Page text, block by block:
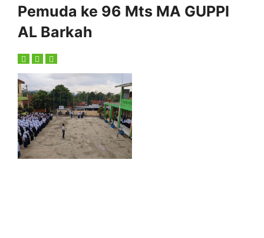
Pemuda ke 96 Mts MA GUPPI
AL Barkah